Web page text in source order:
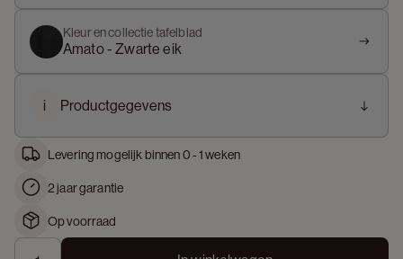
Kleur en collectie tafelblad
Amato - Zwarte eik
i Productgegevens
Levering mogelijk binnen 0 - 1 weken
2 jaar garantie
Op voorraad